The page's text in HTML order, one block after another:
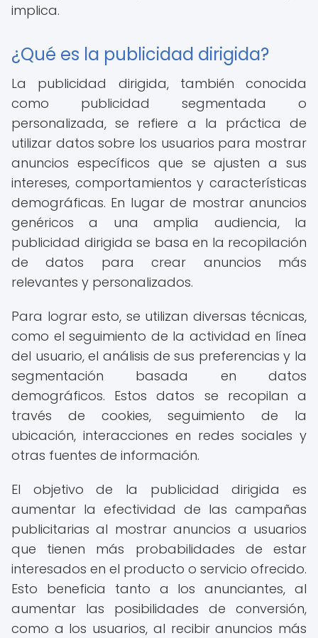
implica.
¿Qué es la publicidad dirigida?
La publicidad dirigida, también conocida
como publicidad segmentada o
personalizada, se refiere a la práctica de
utilizar datos sobre los usuarios para mostrar
anuncios específicos que se ajusten a sus
intereses, comportamientos y características
demográficas. En lugar de mostrar anuncios
genéricos a una amplia audiencia, la
publicidad dirigida se basa en la recopilación
de datos para crear anuncios más
relevantes y personalizados.
Para lograr esto, se utilizan diversas técnicas,
como el seguimiento de la actividad en línea
del usuario, el análisis de sus preferencias y la
segmentación basada en datos
demográficos. Estos datos se recopilan a
través de cookies, seguimiento de la
ubicación, interacciones en redes sociales y
otras fuentes de información.
El objetivo de la publicidad dirigida es
aumentar la efectividad de las campañas
publicitarias al mostrar anuncios a usuarios
que tienen más probabilidades de estar
interesados en el producto o servicio ofrecido.
Esto beneficia tanto a los anunciantes, al
aumentar las posibilidades de conversión,
como a los usuarios, al recibir anuncios más